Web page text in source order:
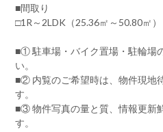
■間取り
□1R～2LDK（25.36㎡～50.80㎡）
■① 駐車場・バイク置場・駐輪場
い。
■② 内覧のご希望時は、物件現地
す。
■③ 物件写真の量と質、情報更新
す。